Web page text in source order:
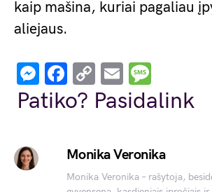
kaip mašina, kuriai pagaliau
aliejaus.
Messenger
Facebook
Copy
Link
Email
Patiko? Pasidalink
Monika Veronika
Monika Veronika – rašytoja,